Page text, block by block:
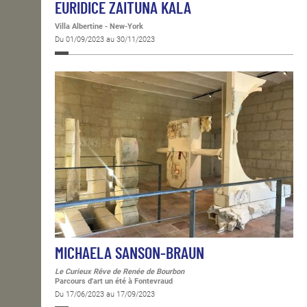
EURIDICE ZAITUNA KALA
Villa Albertine - New-York
Du 01/09/2023 au 30/11/2023
MICHAELA SANSON-BRAUN
Le Curieux Rêve de Renée de Bourbon
Parcours d'art un été à Fontevraud
Du 17/06/2023 au 17/09/2023